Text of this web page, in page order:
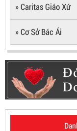
» Caritas Giáo Xứ
» Cơ Sở Bác Ái